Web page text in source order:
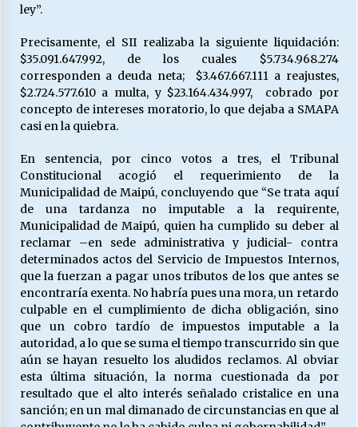
ley”.
Precisamente, el SII realizaba la siguiente liquidación:
$35.091.647.992, de los cuales $5.734.968.274
corresponden a deuda neta; $3.467.667.111 a reajustes,
$2.724.577.610 a multa, y $23.164.434.997, cobrado por
concepto de intereses moratorio, lo que dejaba a SMAPA
casi en la quiebra.
En sentencia, por cinco votos a tres, el Tribunal
Constitucional acogió el requerimiento de la
Municipalidad de Maipú, concluyendo que “Se trata aquí
de una tardanza no imputable a la requirente,
Municipalidad de Maipú, quien ha cumplido su deber al
reclamar –en sede administrativa y judicial- contra
determinados actos del Servicio de Impuestos Internos,
que la fuerzan a pagar unos tributos de los que antes se
encontraría exenta. No habría pues una mora, un retardo
culpable en el cumplimiento de dicha obligación, sino
que un cobro tardío de impuestos imputable a la
autoridad, a lo que se suma el tiempo transcurrido sin que
aún se hayan resuelto los aludidos reclamos. Al obviar
esta última situación, la norma cuestionada da por
resultado que el alto interés señalado cristalice en una
sanción; en un mal dimanado de circunstancias en que al